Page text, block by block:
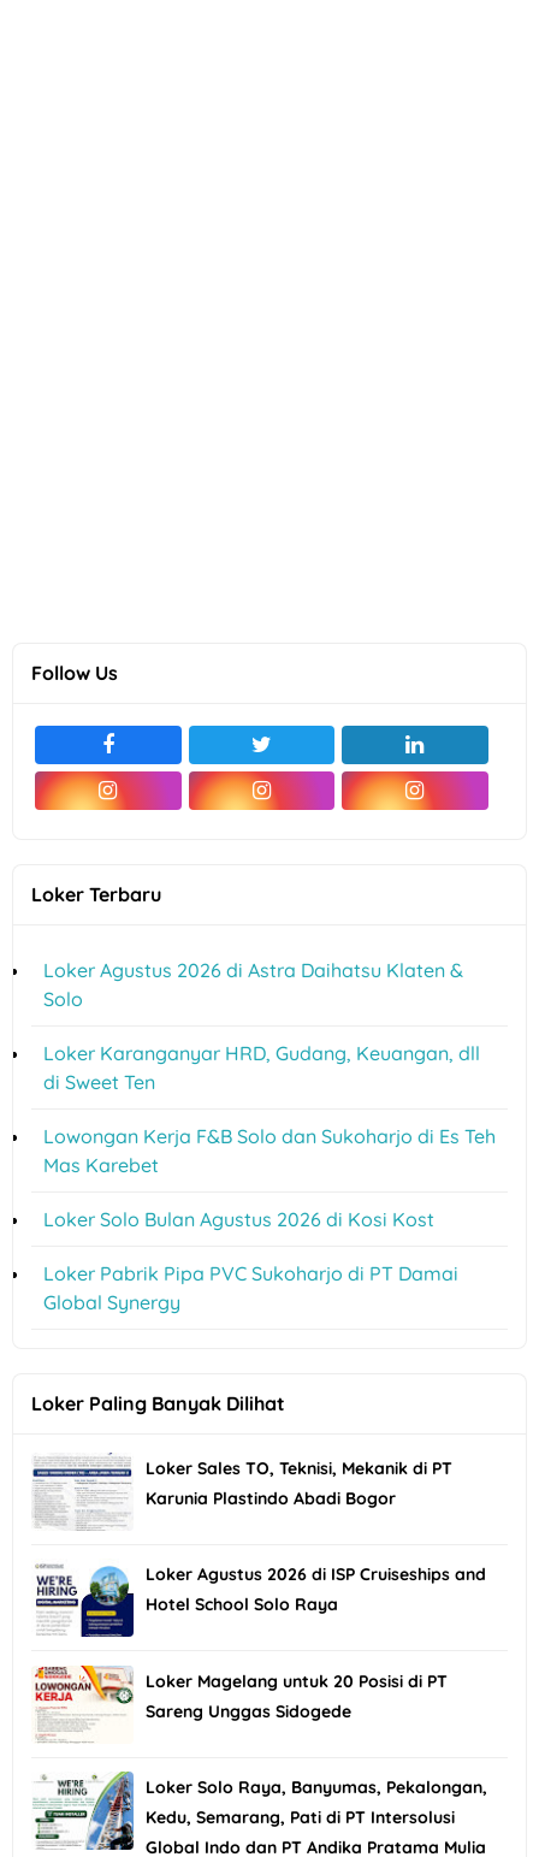
Follow Us
Loker Terbaru
Loker Agustus 2026 di Astra Daihatsu Klaten &
Solo
Loker Karanganyar HRD, Gudang, Keuangan, dll
di Sweet Ten
Lowongan Kerja F&B Solo dan Sukoharjo di Es Teh
Mas Karebet
Loker Solo Bulan Agustus 2026 di Kosi Kost
Loker Pabrik Pipa PVC Sukoharjo di PT Damai
Global Synergy
Loker Paling Banyak Dilihat
Loker Sales TO, Teknisi, Mekanik di PT
Karunia Plastindo Abadi Bogor
Loker Agustus 2026 di ISP Cruiseships and
Hotel School Solo Raya
Loker Magelang untuk 20 Posisi di PT
Sareng Unggas Sidogede
Loker Solo Raya, Banyumas, Pekalongan,
Kedu, Semarang, Pati di PT Intersolusi
Global Indo dan PT Andika Pratama Mulia